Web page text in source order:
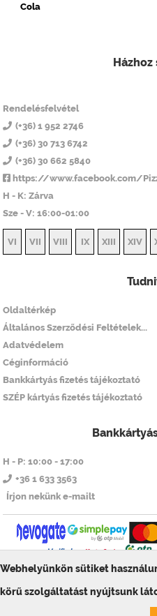
Webhelyünkön sütiket
körű szolgáltatást nyújtsunk
Cola
Rendelésfelvétel
(+36) 1 952 2746
(+36) 30 713 6742
(+36) 30 662 5840
https://www.facebook.com/
H - K: Zárva
Sze - V: 16:00-01:00
VI VII VIII IX XIII XIV
Oldaltérkép
Általános Szerződési Feltételek...
Adatvédelem
Céginformáció
Bankkártyás fizetés tájékoztató
SZÉP kártyás fizetés tájékoztató
H - P: 10:00 - 17:00
+36 1 633 3563
Írjon nekünk e-mailt
© ToolSiTE Kft. 2026.
ToolSiTE